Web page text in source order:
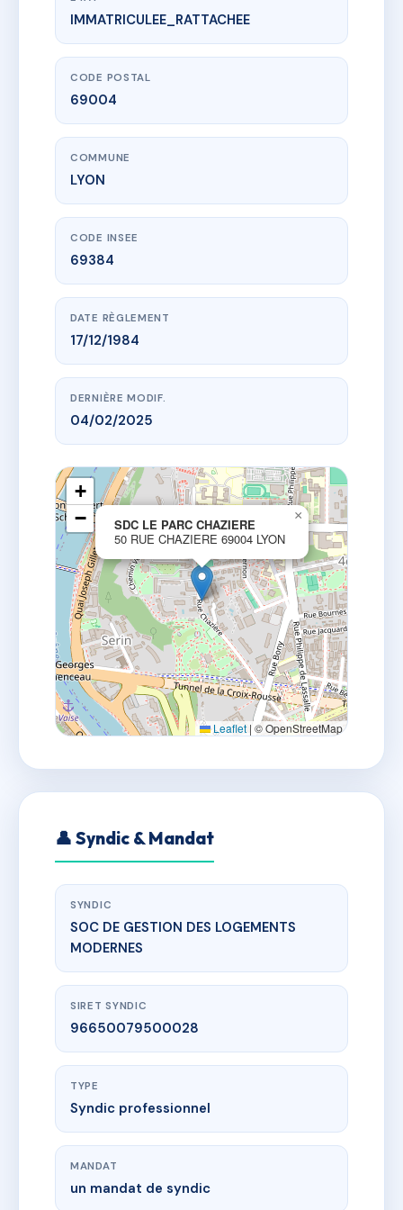
www.vme.plus/AC6527923
SDC LE PARC CHAZIERE
50 Rue Chazière
IMMATRICULEE_RATTACHEE
CODE POSTAL
69004
COMMUNE
LYON
CODE INSEE
69384
DATE RÈGLEMENT
17/12/1984
DERNIÈRE MODIF.
04/02/2025
SDC LE PARC CHAZIERE
50 RUE CHAZIERE 69004 LYON
×
+
−
Leaflet | © OpenStreetMap
👤 Syndic & Mandat
SYNDIC
SOC DE GESTION DES LOGEMENTS
MODERNES
SIRET SYNDIC
96650079500028
TYPE
Syndic professionnel
MANDAT
un mandat de syndic